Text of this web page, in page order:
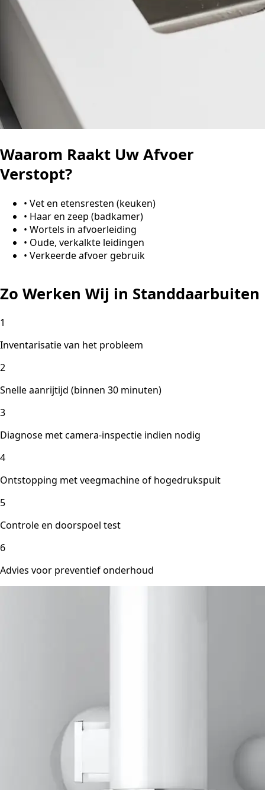
Waarom Raakt Uw Afvoer
Verstopt?
• Vet en etensresten (keuken)
• Haar en zeep (badkamer)
• Wortels in afvoerleiding
• Oude, verkalkte leidingen
• Verkeerde afvoer gebruik
Zo Werken Wij in Standdaarbuiten
1
Inventarisatie van het probleem
2
Snelle aanrijtijd (binnen 30 minuten)
3
Diagnose met camera-inspectie indien nodig
4
Ontstopping met veegmachine of hogedrukspuit
5
Controle en doorspoel test
6
Advies voor preventief onderhoud